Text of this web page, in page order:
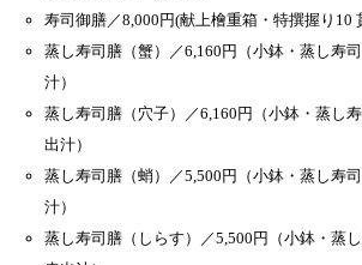
寿司御膳／8,000円(献上檜重箱・特撰握り10
蒸し寿司膳（蟹）／6,160円（小鉢・蒸し寿
汁）
蒸し寿司膳（穴子）／6,160円（小鉢・蒸し
出汁）
蒸し寿司膳（蛸）／5,500円（小鉢・蒸し寿
汁）
蒸し寿司膳（しらす）／5,500円（小鉢・蒸